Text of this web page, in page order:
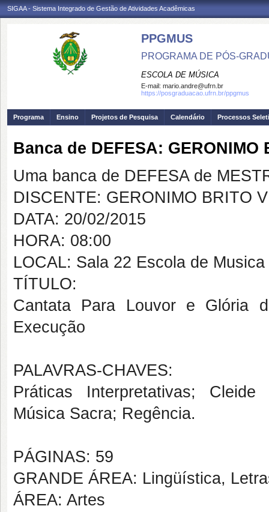
SIGAA - Sistema Integrado de Gestão de Atividades Acadêmicas
PPGMUS
PROGRAMA DE PÓS-
ESCOLA DE MÚSICA
E-mail: mario.andre@ufrn.br
https://posgraduacao.ufrn.br/ppgmus
Programa Ensino Projetos de Pesquisa Calendário Processos
Banca de DEFESA: GERONIMO
Uma banca de DEFESA de
DISCENTE: GERONIMO BRITO
DATA: 20/02/2015
HORA: 08:00
LOCAL: Sala 22 Escola de
TÍTULO:
Cantata Para Louvor e Glória
Execução
PALAVRAS-CHAVES:
Práticas Interpretativas;
Música Sacra; Regência.
PÁGINAS: 59
GRANDE ÁREA: Lingüística,
ÁREA: Artes